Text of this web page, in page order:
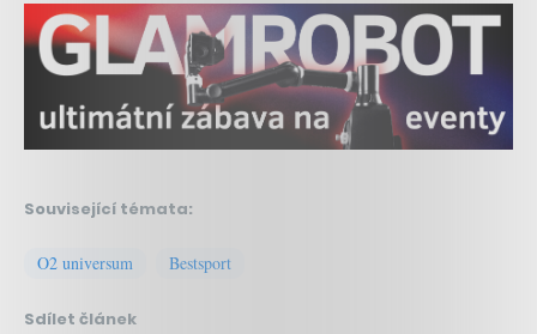
Související témata:
O2 universum Bestsport
Sdílet článek